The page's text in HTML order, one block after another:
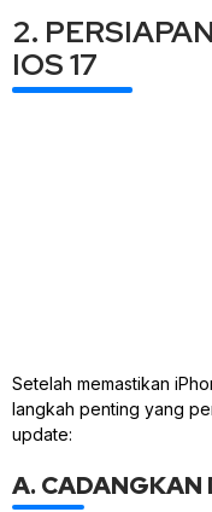
2.
IOS 17
Setelah memastikan
langkah penting yang
update:
A. CADANGKAN